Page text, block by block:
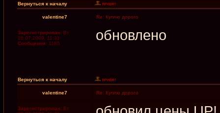
Вернуться к началу
valentine7 Re: Куплю дорого
Зарегистрирован: Вт
28.07.2009, 11:31
Сообщения: 1185
обновлено
Вернуться к началу
valentine7 Re: Куплю дорого
Зарегистрирован: Вт